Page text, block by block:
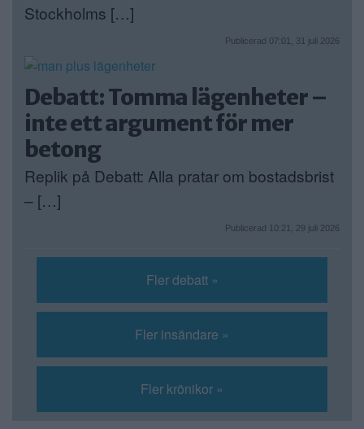
Stockholms […]
Publicerad 07:01, 31 juli 2026
Debatt: Tomma lägenheter –
inte ett argument för mer
betong
Replik på Debatt: Alla pratar om bostadsbrist
– […]
Publicerad 10:21, 29 juli 2026
Fler debatt »
Fler insändare »
Fler krönikor »